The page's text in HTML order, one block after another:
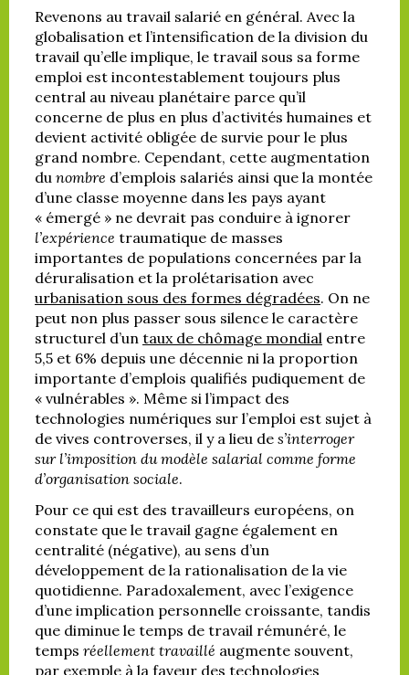
Revenons au travail salarié en général. Avec la
globalisation et l’intensification de la division du
travail qu’elle implique, le travail sous sa forme
emploi est incontestablement toujours plus
central au niveau planétaire parce qu’il
concerne de plus en plus d’activités humaines et
devient activité obligée de survie pour le plus
grand nombre. Cependant, cette augmentation
du nombre d’emplois salariés ainsi que la montée
d’une classe moyenne dans les pays ayant
« émergé » ne devrait pas conduire à ignorer
l’expérience traumatique de masses
importantes de populations concernées par la
déruralisation et la prolétarisation avec
urbanisation sous des formes dégradées. On ne
peut non plus passer sous silence le caractère
structurel d’un taux de chômage mondial entre
5,5 et 6% depuis une décennie ni la proportion
importante d’emplois qualifiés pudiquement de
« vulnérables ». Même si l’impact des
technologies numériques sur l’emploi est sujet à
de vives controverses, il y a lieu de s’interroger
sur l’imposition du modèle salarial comme forme
d’organisation sociale.
Pour ce qui est des travailleurs européens, on
constate que le travail gagne également en
centralité (négative), au sens d’un
développement de la rationalisation de la vie
quotidienne. Paradoxalement, avec l’exigence
d’une implication personnelle croissante, tandis
que diminue le temps de travail rémunéré, le
temps réellement travaillé augmente souvent,
par exemple à la faveur des technologies